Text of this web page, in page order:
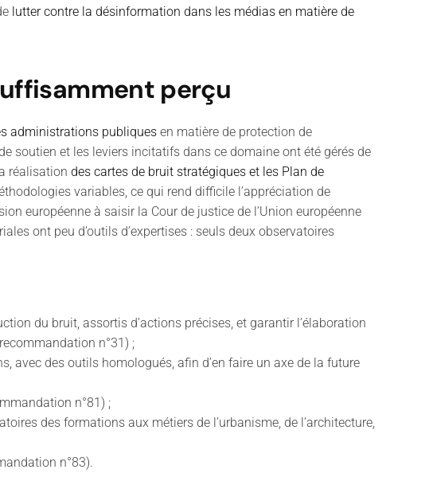
lutter contre la désinformation dans les médias en matière de
perçu
administrations publiques en matière de protection de
soutien et les leviers incitatifs dans ce domaine ont été gérés de
réalisation des cartes de bruit stratégiques et les Plan de
variables, ce qui rend difficile l’appréciation de
européenne à saisir la Cour de justice de l’Union européenne
ont peu d’outils d’expertises : seuls deux observatoires
du bruit, assortis d’actions précises, et garantir l’élaboration
n°31) ;
, avec des outils homologués, afin d’en faire un axe de la future
n°81) ;
des formations aux métiers de l’urbanisme, de l’architecture,
n°83).